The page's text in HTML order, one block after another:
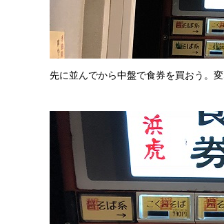
先に並んでから中盤で食券を買おう。